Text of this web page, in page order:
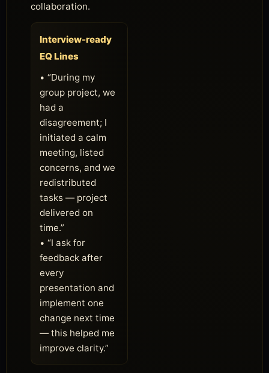
collaboration.
Interview-ready
EQ Lines
• “During my
group project, we
had a
disagreement; I
initiated a calm
meeting, listed
concerns, and we
redistributed
tasks — project
delivered on
time.”
• “I ask for
feedback after
every
presentation and
implement one
change next time
— this helped me
improve clarity.”